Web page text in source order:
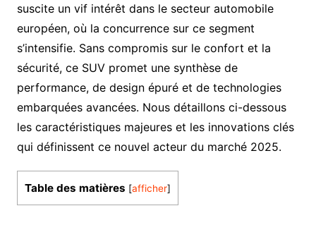
suscite un vif intérêt dans le secteur automobile
européen, où la concurrence sur ce segment
s’intensifie. Sans compromis sur le confort et la
sécurité, ce SUV promet une synthèse de
performance, de design épuré et de technologies
embarquées avancées. Nous détaillons ci-dessous
les caractéristiques majeures et les innovations clés
qui définissent ce nouvel acteur du marché 2025.
Table des matières [afficher]